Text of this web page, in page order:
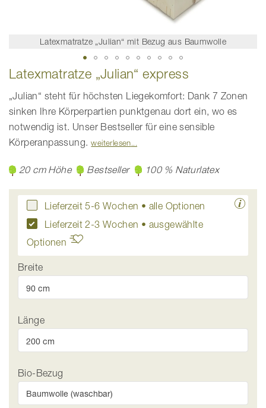
Latexmatratze „Julian“ mit Bezug aus Baumwolle
Zum
Anfang
Bildgalerie
springen
Latexmatratze „Julian“ express
„Julian“ steht für höchsten Liegekomfort: Dank 7 Zonen
sinken Ihre Körperpartien punktgenau dort ein, wo es
notwendig ist. Unser Bestseller für eine sensible
Körperanpassung. weiterlesen
20 cm Höhe Bestseller 100 % Naturlatex
Lieferzeit 5-6 Wochen • alle Optionen
Lieferzeit 2-3 Wochen • ausgewählte
Optionen
Breite
Länge
Bio-Bezug